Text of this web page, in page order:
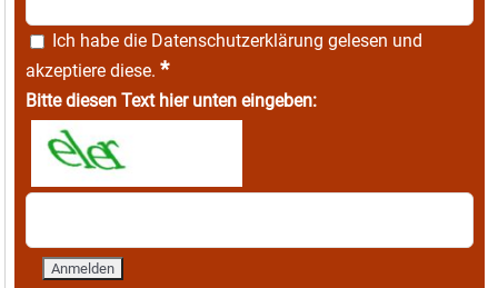
Ich habe die Datenschutzerklärung gelesen und
akzeptiere diese. *
Bitte diesen Text hier unten eingeben: